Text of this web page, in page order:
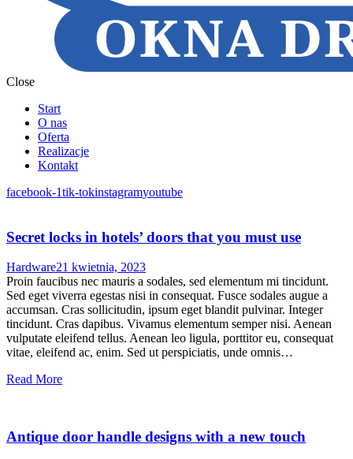
Close
Start
O nas
Oferta
Realizacje
Kontakt
facebook-1tik-tokinstagramyoutube
Secret locks in hotels’ doors that you must use
Hardware21 kwietnia, 2023
Proin faucibus nec mauris a sodales, sed elementum mi tincidunt.
Sed eget viverra egestas nisi in consequat. Fusce sodales augue a
accumsan. Cras sollicitudin, ipsum eget blandit pulvinar. Integer
tincidunt. Cras dapibus. Vivamus elementum semper nisi. Aenean
vulputate eleifend tellus. Aenean leo ligula, porttitor eu, consequat
vitae, eleifend ac, enim. Sed ut perspiciatis, unde omnis…
Read More
Antique door handle designs with a new touch